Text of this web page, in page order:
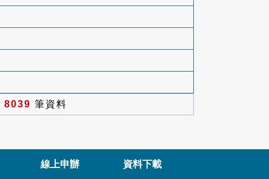
8039 筆資料
線上申辦 資料下載